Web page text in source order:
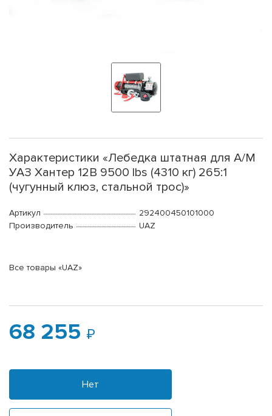
Характеристики «Лебедка штатная для А/М
УАЗ Хантер 12В 9500 lbs (4310 кг) 265:1
(чугунный клюз, стальной трос)»
Артикул
292400450101000
Производитель
UAZ
Все товары «UAZ»
68 255
Нет